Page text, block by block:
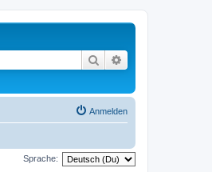
Suche
Anmelden
Sprache: